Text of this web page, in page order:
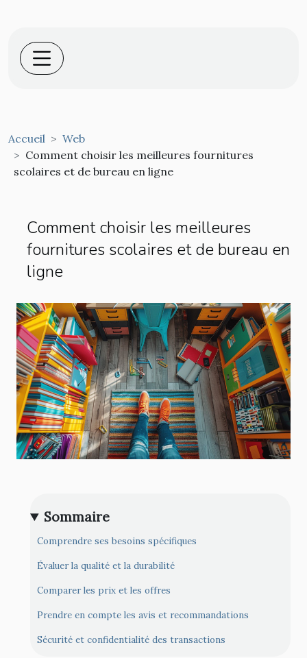
Accueil
Web
Comment choisir les meilleures fournitures
scolaires et de bureau en ligne
Comment choisir les meilleures
fournitures scolaires et de bureau en
ligne
Sommaire
Comprendre ses besoins spécifiques
Évaluer la qualité et la durabilité
Comparer les prix et les offres
Prendre en compte les avis et recommandations
Sécurité et confidentialité des transactions